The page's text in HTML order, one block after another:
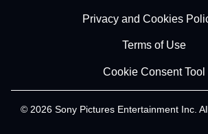
Footer - Subfooter
Privacy and Cookies
Terms of Use
Cookie Consent Tool
© 2026 Sony Pictures Entertainment Inc.